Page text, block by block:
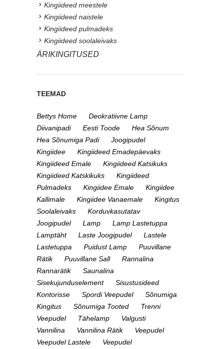
Kingiideed meestele
Kingiideed naistele
Kingiideed pulmadeks
Kingiideed soolaleivaks
ÄRIKINGITUSED
TEEMAD
Bettys Home
Deokratiivne Lamp
Diivanipadi
Eesti Toode
Hea Sõnum
Hea Sõnumiga Padi
Joogipudel
Kingiidee
Kingiideed Emadepäevaks
Kingiideed Emale
Kingiideed Katsikuks
Kingiideed Katskikuks
Kingiideed
Pulmadeks
Kingiidee Emale
Kingiidee
Kallimale
Kingiidee Vanaemale
Kingitus
Soolaleivaks
Korduvkasutatav
Joogipudel
Lamp
Lamp Lastetuppa
Lamptäht
Laste Joogipudel
Lastele
Lastetuppa
Puidust Lamp
Puuvillane
Rätik
Puuvillane Sall
Rannalina
Rannarätik
Saunalina
Sisekujunduselement
Sisustusideed
Kontorisse
Spordi Veepudel
Sõnumiga
Kingitus
Sõnumiga Tooted
Trenni
Veepudel
Tähelamp
Valgusti
Vannilina
Vannilina Rätik
Veepudel
Veepudel Lastele
Veepudel